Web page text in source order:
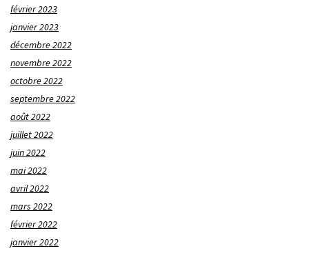
février 2023
janvier 2023
décembre 2022
novembre 2022
octobre 2022
septembre 2022
août 2022
juillet 2022
juin 2022
mai 2022
avril 2022
mars 2022
février 2022
janvier 2022